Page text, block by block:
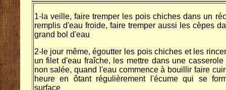
1-la veille, faire tremper les pois chiches dans un
remplis d'eau froide, faire tremper aussi les cèpes
grand bol d'eau
2-le jour même, égoutter les pois chiches et les
un filet d'eau fraîche, les mettre dans une casserole
non salée, quand l'eau commence à bouillir faire
heure en ôtant régulièrement l'écume qui se
surface